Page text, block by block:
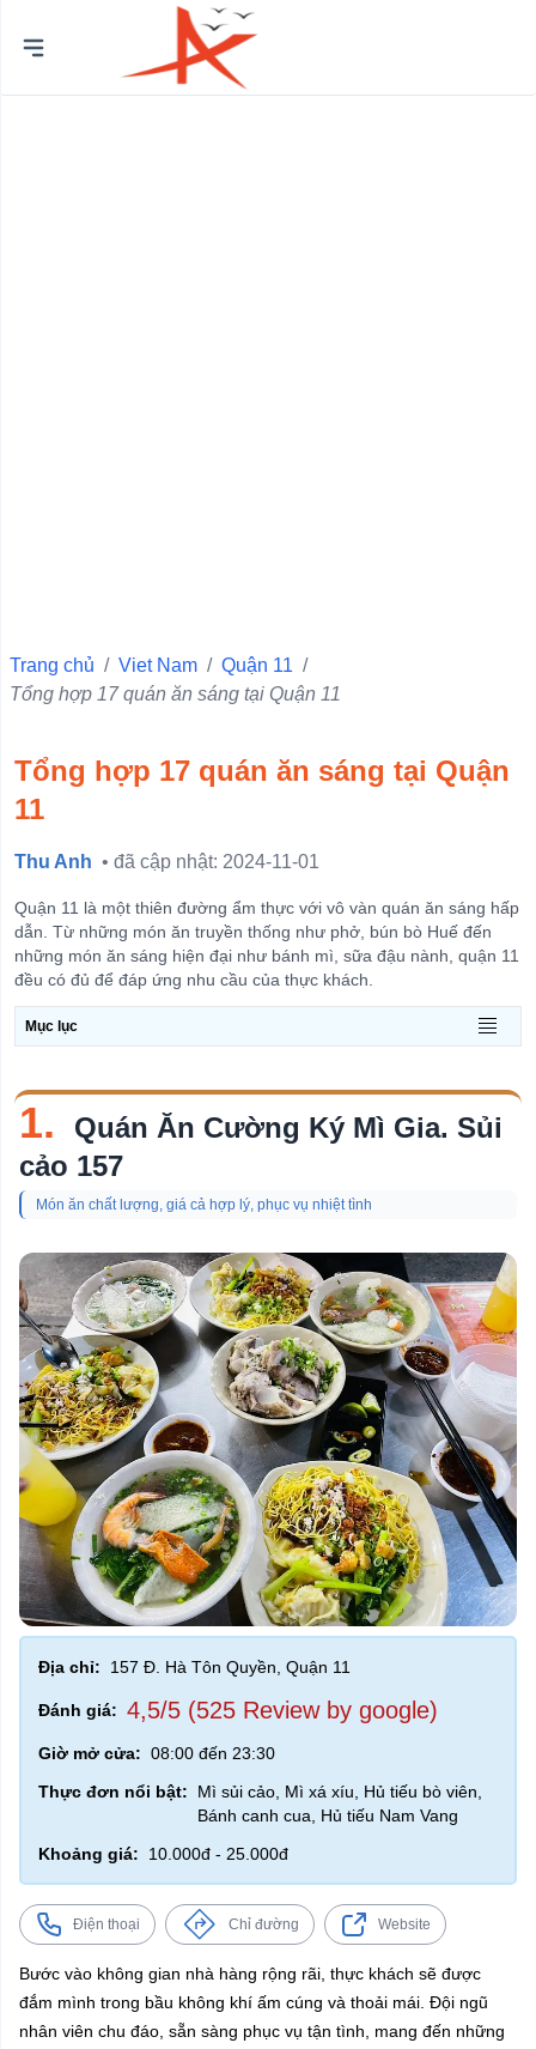
Quận Ba Đình
Quận 11
Quận 4
Quận 5
Quận Đống Đa
Quận Hai Bà Trưng
Quận Hoàn Kiếm
Chủ
đề
Quán Bar
Quán Cơm
Quán Cafe
Quán Cafe Yên Tĩnh
Shop Hoa Tươi
Quán Kem
Quán Lẩu
Nhà Hàng Buffet
Quán Ăn Sáng
Trang chủ / Viet Nam / Quận 11 /
Tổng hợp 17 quán ăn sáng tại Quận 11
Tổng hợp 17 quán ăn sáng tại Quận
11
Thu Anh • đã cập nhật: 2024-11-01
Quận 11 là một thiên đường ẩm thực với vô vàn quán ăn sáng hấp
dẫn. Từ những món ăn truyền thống như phở, bún bò Huế đến
những món ăn sáng hiện đại như bánh mì, sữa đậu nành, quận 11
đều có đủ để đáp ứng nhu cầu của thực khách.
Mục lục
1.
Quán Ăn Cường Ký Mì Gia. Sủi
cảo 157
Món ăn chất lượng, giá cả hợp lý, phục vụ nhiệt tình
Địa chỉ: 157 Đ. Hà Tôn Quyền, Quận 11
Đánh giá: 4,5/5 (525 Review by google)
Giờ mở cửa: 08:00 đến 23:30
Thực đơn nổi bật:
Mì sủi cảo, Mì xá xíu, Hủ tiếu bò viên,
Bánh canh cua, Hủ tiếu Nam Vang
Khoảng giá:
10.000đ - 25.000đ
Điện thoại Chỉ đường Website
Bước vào không gian nhà hàng rộng rãi, thực khách sẽ được
đắm mình trong bầu không khí ấm cúng và thoải mái. Đội ngũ
nhân viên chu đáo, sẵn sàng phục vụ tận tình, mang đến những